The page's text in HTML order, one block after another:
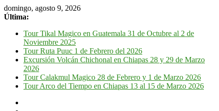
domingo, agosto 9, 2026
Última:
Tour Tikal Magico en Guatemala 31 de Octubre al 2 de
Noviembre 2025
Tour Ruta Puuc 1 de Febrero del 2026
Excursión Volcán Chichonal en Chiapas 28 y 29 de Marzo
2026
Tour Calakmul Magico 28 de Febrero y 1 de Marzo 2026
Tour Arco del Tiempo en Chiapas 13 al 15 de Marzo 2026